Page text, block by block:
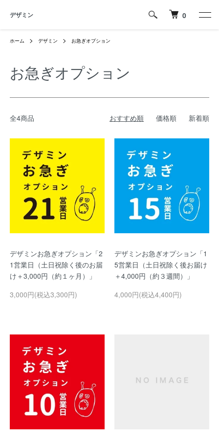
デザミン 0
ホーム デザミン お急ぎオプション
お急ぎオプション
全4商品 おすすめ順 価格順 新着順
デザミンお急ぎオプション「2
1営業日（土日祝除く後のお届
け＋3,000円（約１ヶ月）」
3,000円(税込3,300円)
デザミンお急ぎオプション「1
5営業日（土日祝除く後お届け
＋4,000円（約３週間）」
4,000円(税込4,400円)